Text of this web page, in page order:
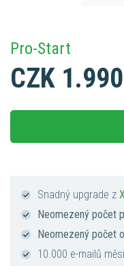
Pro-Start
CZK 1.990
Snadný upgrade z
Neomezený počet
Neomezený počet
10.000 e-mailů